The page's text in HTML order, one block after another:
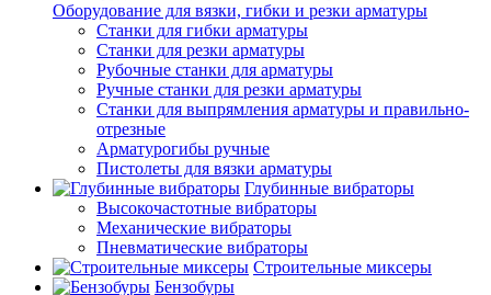
Оборудование для вязки, гибки и резки арматуры
Станки для гибки арматуры
Станки для резки арматуры
Рубочные станки для арматуры
Ручные станки для резки арматуры
Станки для выпрямления арматуры и правильно-
отрезные
Арматурогибы ручные
Пистолеты для вязки арматуры
Глубинные вибраторы
Высокочастотные вибраторы
Механические вибраторы
Пневматические вибраторы
Строительные миксеры
Бензобуры